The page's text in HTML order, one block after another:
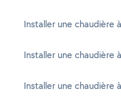
Installer une chaudière
Installer une chaudière
Installer une chaudière